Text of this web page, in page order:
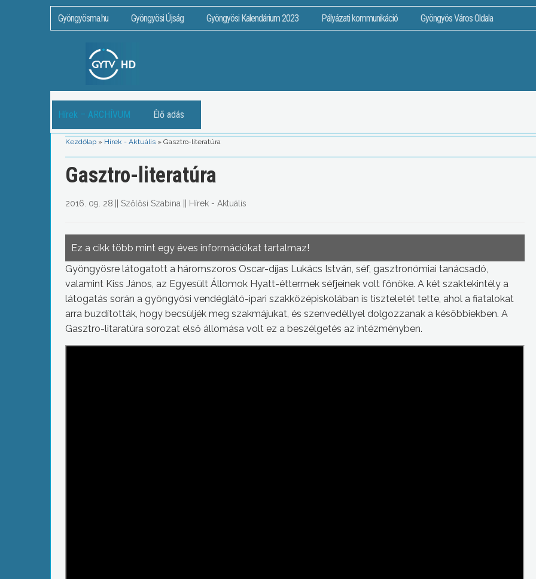
Gyöngyösma.hu Gyöngyösi Újság Gyöngyösi Kalendárium 2023 Pályázati kommunikáció Gyöngyös Város Oldala
Hírek – ARCHÍVUM Élő adás
Kezdőlap » Hírek - Aktuális » Gasztro-literatúra
Gasztro-literatúra
2016. 09. 28. Szőlősi Szabina Hírek - Aktuális
Ez a cikk több mint egy éves információkat tartalmaz!
Gyöngyösre látogatott a háromszoros Oscar-díjas Lukács István, séf, gasztronómiai tanácsadó,
valamint Kiss János, az Egyesült Állomok Hyatt-éttermek séfjeinek volt főnöke. A két szaktekintély a
látogatás során a gyöngyösi vendéglátó-ipari szakközépiskolában is tiszteletét tette, ahol a fiatalokat
arra buzdították, hogy becsüljék meg szakmájukat, és szenvedéllyel dolgozzanak a későbbiekben. A
Gasztro-litaratúra sorozat első állomása volt ez a beszélgetés az intézményben.